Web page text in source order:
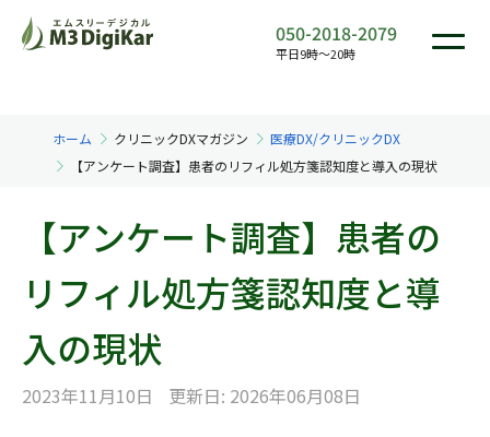
050-2018-2079
平日9時〜20時
ホーム クリニックDXマガジン
医療DX/クリニックDX
【アンケート調査】患者のリフィル処方箋認知度と導入の現状
【アンケート調査】患者の
リフィル処方箋認知度と導
入の現状
2023年11月10日 更新日: 2026年06月08日